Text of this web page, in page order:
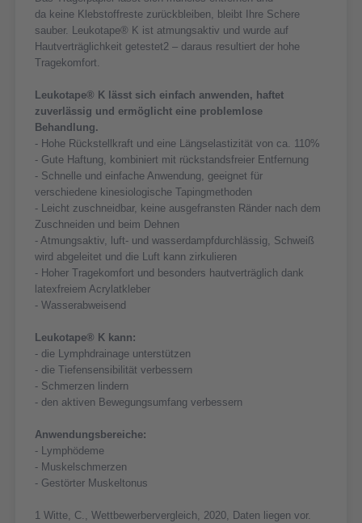
da keine Klebstoffreste zurückbleiben, bleibt Ihre Schere
sauber. Leukotape® K ist atmungsaktiv und wurde auf
Hautverträglichkeit getestet2 – daraus resultiert der hohe
Tragekomfort.
Leukotape® K lässt sich einfach anwenden, haftet
zuverlässig und ermöglicht eine problemlose
Behandlung.
- Hohe Rückstellkraft und eine Längselastizität von ca. 110%
- Gute Haftung, kombiniert mit rückstandsfreier Entfernung
- Schnelle und einfache Anwendung, geeignet für
verschiedene kinesiologische Tapingmethoden
- Leicht zuschneidbar, keine ausgefransten Ränder nach dem
Zuschneiden und beim Dehnen
- Atmungsaktiv, luft- und wasserdampfdurchlässig, Schweiß
wird abgeleitet und die Luft kann zirkulieren
- Hoher Tragekomfort und besonders hautverträglich dank
latexfreiem Acrylatkleber
- Wasserabweisend
Leukotape® K kann:
- die Lymphdrainage unterstützen
- die Tiefensensibilität verbessern
- Schmerzen lindern
- den aktiven Bewegungsumfang verbessern
Anwendungsbereiche:
- Lymphödeme
- Muskelschmerzen
- Gestörter Muskeltonus
1 Witte, C., Wettbewerbervergleich, 2020, Daten liegen vor.